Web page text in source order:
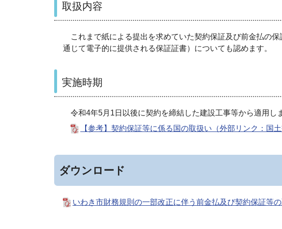
取扱内容
これまで紙による提出を求めていた契約保証及び前金払の
通じて電子的に提供される保証証書）についても認めます。
実施時期
令和4年5月1日以後に契約を締結した建設工事等から適用し
【参考】契約保証等に係る国の取扱い（外部リンク：国土
ダウンロード
いわき市財務規則の一部改正に伴う前金払及び契約保証等